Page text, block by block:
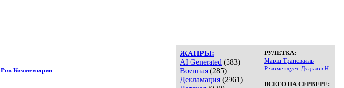
ЖАНРЫ:
AI Generated (383)
Военная (285)
Декламация (2961)
РУЛЕТКА:
Марш Трансвааль
Рекомендует Дядьков Н.
ВСЕГО НА СЕРВЕРЕ:
Рок Комментарии